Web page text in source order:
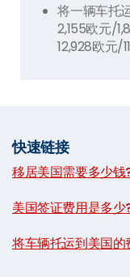
将一辆车托
2,155欧元/
12,928欧元/
快速链接
移居美国需要多少钱
美国签证费用是多少
将车辆托运到美国的